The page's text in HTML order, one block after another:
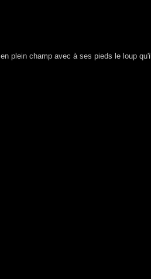
plein champ avec à ses pieds le loup